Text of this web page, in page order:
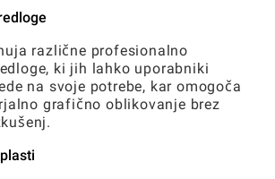
različne profesionalno
ki jih lahko uporabniki
na svoje potrebe, kar omogoča
grafično oblikovanje brez